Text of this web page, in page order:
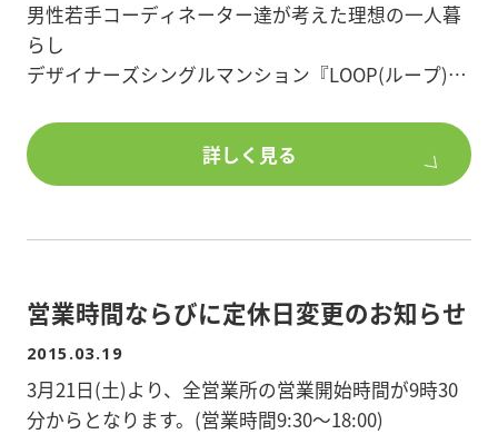
男性若手コーディネーター達が考えた理想の一人暮
らし
デザイナーズシングルマンション『LOOP(ループ)』
詳しく見る
営業時間ならびに定休日変更のお知らせ
2015.03.19
3月21日(土)より、全営業所の営業開始時間が9時30
分からとなります。(営業時間9:30～18:00)